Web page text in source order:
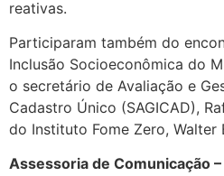
reativas.
Participaram também do
Inclusão Socioeconômica do
o secretário de Avaliação e
Cadastro Único (SAGICAD),
do Instituto Fome Zero, Walter
Assessoria de Comunicação –